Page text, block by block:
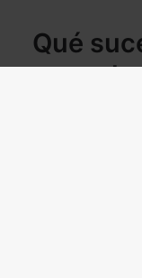
Qué